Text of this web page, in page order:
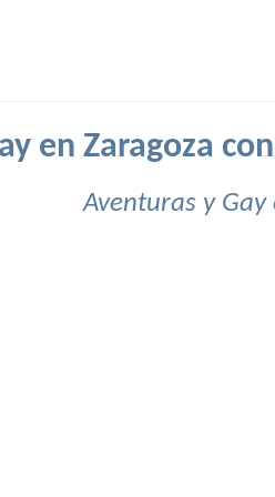
en Zaragoza
Aventuras y Gay